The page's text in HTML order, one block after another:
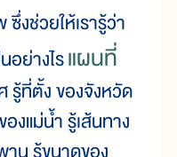
งช่วยให้เรารู้ว่า
ย่างไรแผนที่
รู้ที่ตั้ง ของจังหวัด
งแม่น้ำ รู้เส้นทาง